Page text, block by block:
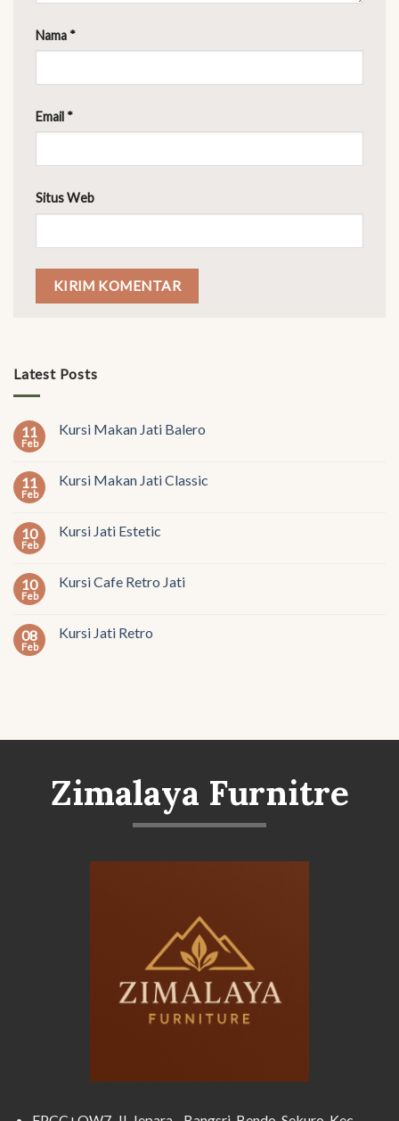
Nama *
Email *
Situs Web
Latest Posts
11
Feb
Kursi Makan Jati Balero
11
Feb
Kursi Makan Jati Classic
10
Feb
Kursi Jati Estetic
10
Feb
Kursi Cafe Retro Jati
08
Feb
Kursi Jati Retro
Zimalaya Furnitre